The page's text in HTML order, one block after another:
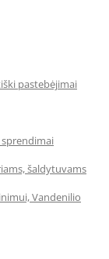
pastebėjimai
sprendimai
šaldytuvams
Vandenilio